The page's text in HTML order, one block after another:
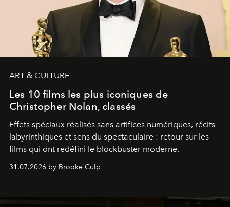
ART & CULTURE
Les 10 films les plus iconiques de
Christopher Nolan, classés
Effets spéciaux réalisés sans artifices numériques, récits
labyrinthiques et sens du spectaculaire : retour sur les
films qui ont redéfini le blockbuster moderne.
31.07.2026 by Brooke Culp